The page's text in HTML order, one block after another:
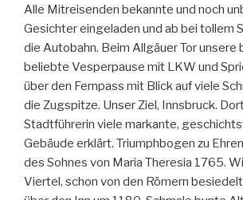
Alle Mitreisenden bekannte und noch
Gesichter eingeladen und ab bei tollem
die Autobahn. Beim Allgäuer Tor unsere
beliebte Vesperpause mit LKW und
über den Fernpass mit Blick auf viele
die Zugspitze. Unser Ziel, Innsbruck.
Stadtführerin viele markante,
Gebäude erklärt. Triumphbogen zu
des Sohnes von Maria Theresia 1765.
Viertel, schon von den Römern